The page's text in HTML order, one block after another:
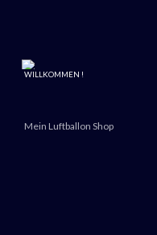
WILLKOMMEN !
Mein Luftballon Shop